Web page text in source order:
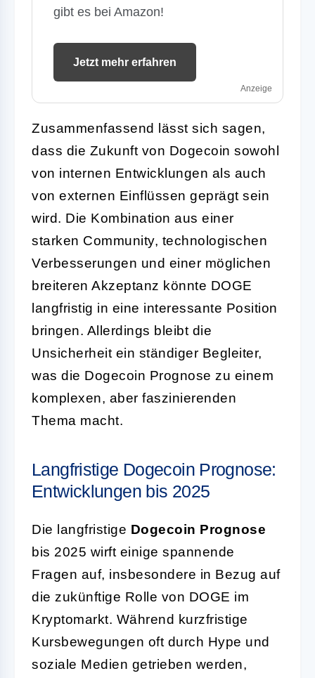
gibt es bei Amazon!
Jetzt mehr erfahren
Anzeige
Zusammenfassend lässt sich sagen,
dass die Zukunft von Dogecoin sowohl
von internen Entwicklungen als auch
von externen Einflüssen geprägt sein
wird. Die Kombination aus einer
starken Community, technologischen
Verbesserungen und einer möglichen
breiteren Akzeptanz könnte DOGE
langfristig in eine interessante Position
bringen. Allerdings bleibt die
Unsicherheit ein ständiger Begleiter,
was die Dogecoin Prognose zu einem
komplexen, aber faszinierenden
Thema macht.
Langfristige Dogecoin Prognose:
Entwicklungen bis 2025
Die langfristige Dogecoin Prognose
bis 2025 wirft einige spannende
Fragen auf, insbesondere in Bezug auf
die zukünftige Rolle von DOGE im
Kryptomarkt. Während kurzfristige
Kursbewegungen oft durch Hype und
soziale Medien getrieben werden,